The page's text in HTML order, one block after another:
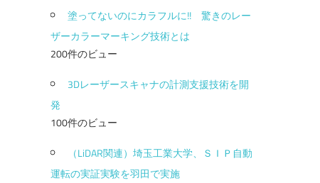
塗ってないのにカラフルに!! 驚きのレー
ザーカラーマーキング技術とは
200件のビュー
3Dレーザースキャナの計測支援技術を開
発
100件のビュー
（LiDAR関連）埼玉工業大学、ＳＩＰ自動
運転の実証実験を羽田で実施